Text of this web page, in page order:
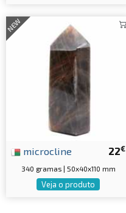
NEW
22€
microcline
340 gramas | 50x40x110 mm
Veja o produto